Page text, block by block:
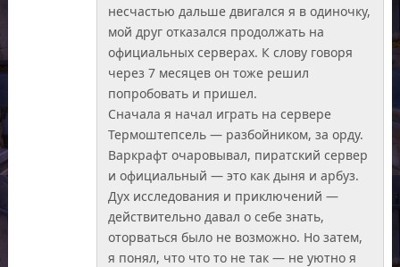
несчастью дальше двигался я в одиночку,
мой друг отказался продолжать на
официальных серверах. К слову говоря
через 7 месяцев он тоже решил
попробовать и пришел.
Сначала я начал играть на сервере
Термоштепсель — разбойником, за орду.
Варкрафт очаровывал, пиратский сервер
и официальный — это как дыня и арбуз.
Дух исследования и приключений —
действительно давал о себе знать,
оторваться было не возможно. Но затем,
я понял, что что то не так — не уютно я